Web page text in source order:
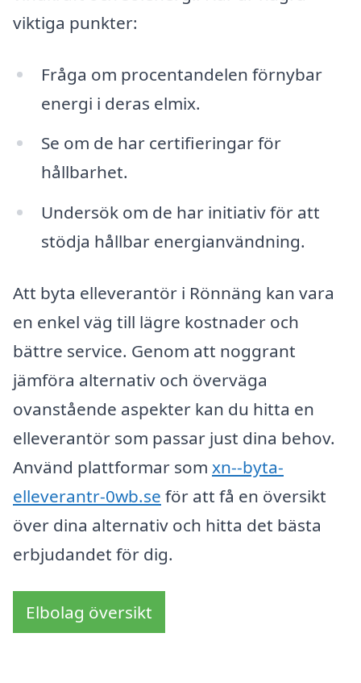
viktiga punkter:
Fråga om procentandelen förnybar
energi i deras elmix.
Se om de har certifieringar för
hållbarhet.
Undersök om de har initiativ för att
stödja hållbar energianvändning.
Att byta elleverantör i Rönnäng kan vara
en enkel väg till lägre kostnader och
bättre service. Genom att noggrant
jämföra alternativ och överväga
ovanstående aspekter kan du hitta en
elleverantör som passar just dina behov.
Använd plattformar som xn--byta-
elleverantr-0wb.se för att få en översikt
över dina alternativ och hitta det bästa
erbjudandet för dig.
Elbolag översikt